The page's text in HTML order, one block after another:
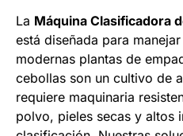
La Máquina Clasificadora
está diseñada para
modernas plantas de
cebollas son un cultivo de
requiere maquinaria
polvo, pieles secas y altos